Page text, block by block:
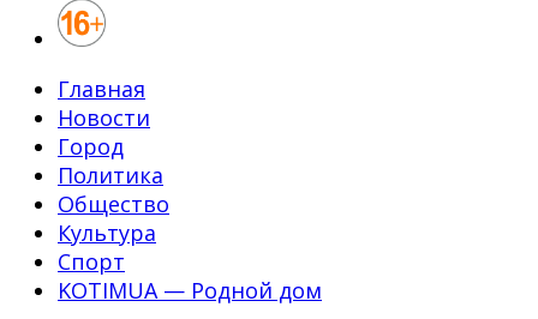
Главная
Новости
Город
Политика
Общество
Культура
Спорт
KOTIMUA — Родной дом